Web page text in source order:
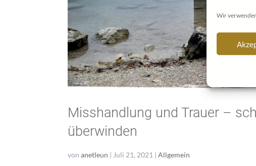
Wir
Misshandlung und Trauer –
überwinden
vonanetleun | Juli 21, 2021 |Allgemein